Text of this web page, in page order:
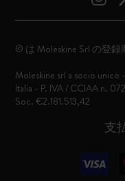
支
© は Moleskine Srl の登録
Moleskine srl a socio
Italia - P. IVA / CCIAA n.
Soc. €2.181.513,42